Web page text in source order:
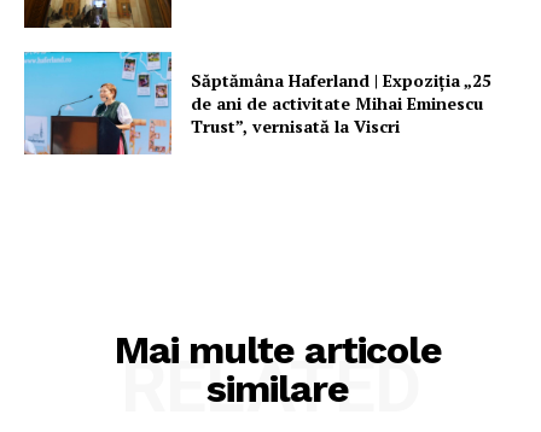
Săptămâna Haferland | Expoziţia „25
de ani de activitate Mihai Eminescu
Trust”, vernisată la Viscri
Mai multe articole
similare
RELATED